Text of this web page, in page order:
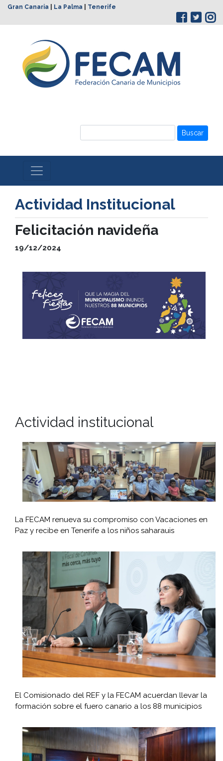
Gran Canaria La Palma Tenerife
Buscar
Actividad Institucional
Felicitación navideña
19/12/2024
Actividad institucional
La FECAM renueva su compromiso con Vacaciones en
Paz y recibe en Tenerife a los niños saharauis
El Comisionado del REF y la FECAM acuerdan llevar la
formación sobre el fuero canario a los 88 municipios